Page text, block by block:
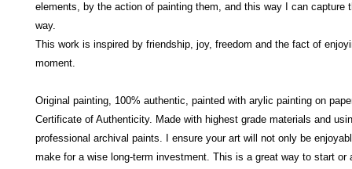
elements, by the action of painting them, and this way I can capture
way.
This work is inspired by friendship, joy, freedom and the fact of
moment.
Original painting, 100% authentic, painted with arylic painting on
Certificate of Authenticity. Made with highest grade materials and
professional archival paints. I ensure your art will not only be
make for a wise long-term investment. This is a great way to start or